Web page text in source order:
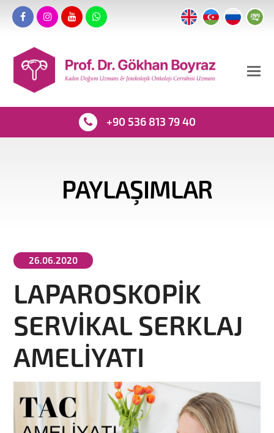
+90 536 813 79 40
PAYLAŞIMLAR
26.06.2020
LAPAROSKOPİK
SERVİKAL SERKLAJ
AMELİYATI